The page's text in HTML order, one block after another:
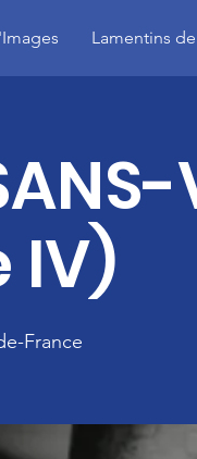
Lamentins de
IV)
France